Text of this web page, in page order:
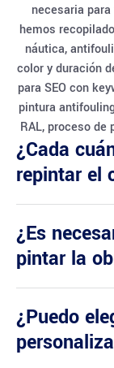
necesaria
hemos
náutica,
color y duración
para SEO con
pintura
RAL, proceso
¿Cada
repintar el
¿Es
pintar la
¿Puedo